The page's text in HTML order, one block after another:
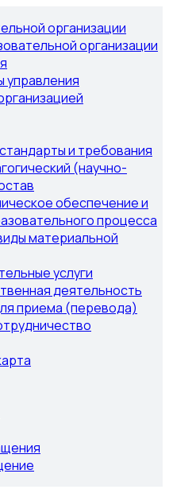
организации
организации
управления
и требования
(научно-
обеспечение и
процесса
материальной
услуги
деятельность
приема (перевода)